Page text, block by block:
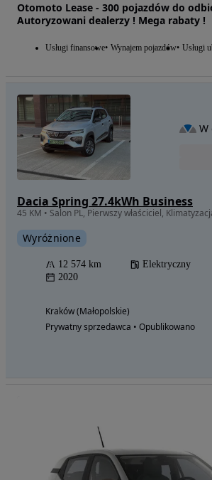
Otomoto Lease - 300 pojazdów do
Autoryzowani dealerzy ! Mega rabaty !
Usługi finansowe Wynajem pojazdów Usługi
Dacia Spring 27.4kWh Business
Wyróżnione
12 574 km Elektryczny
2020
Kraków (Małopolskie)
Prywatny sprzedawca • Opublikowano
W